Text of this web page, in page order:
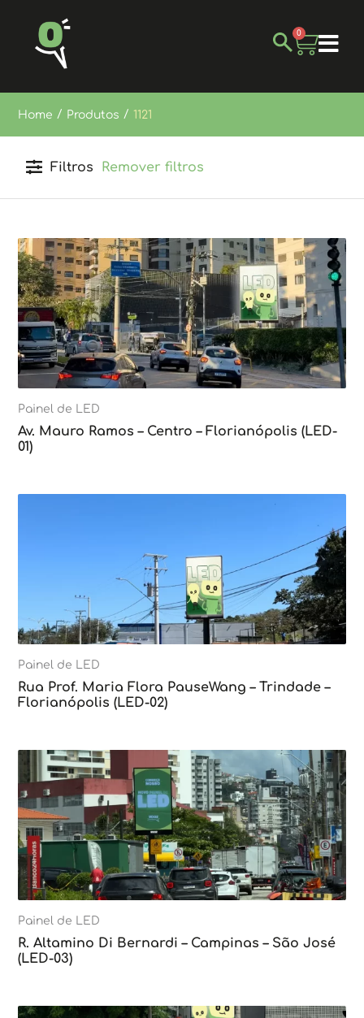
0
Home / Produtos / 1121
Filtros Remover filtros
Painel de LED
Av. Mauro Ramos – Centro – Florianópolis (LED-
01)
Painel de LED
Rua Prof. Maria Flora PauseWang – Trindade –
Florianópolis (LED-02)
Painel de LED
R. Altamino Di Bernardi – Campinas – São José
(LED-03)